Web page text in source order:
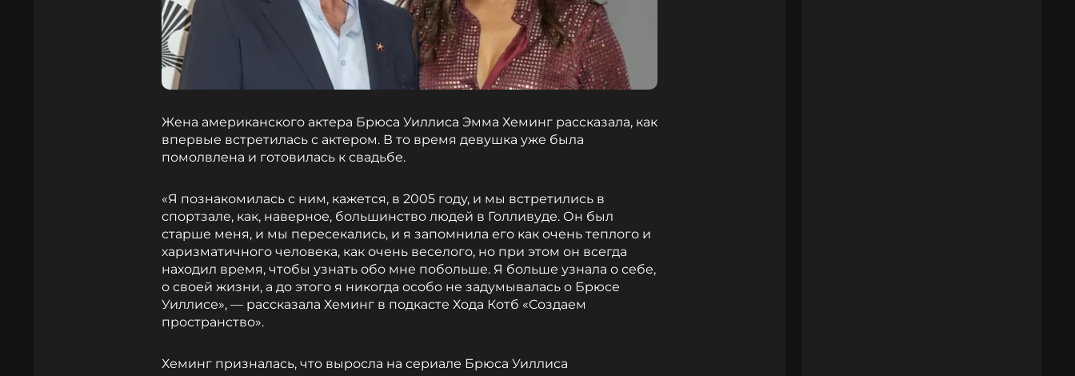
Жена американского актера Брюса Уиллиса Эмма Хеминг рассказала, как
впервые встретилась с актером. В то время девушка уже была
помолвлена и готовилась к свадьбе.
«Я познакомилась с ним, кажется, в 2005 году, и мы встретились в
спортзале, как, наверное, большинство людей в Голливуде. Он был
старше меня, и мы пересекались, и я запомнила его как очень теплого и
харизматичного человека, как очень веселого, но при этом он всегда
находил время, чтобы узнать обо мне побольше. Я больше узнала о себе,
о своей жизни, а до этого я никогда особо не задумывалась о Брюсе
Уиллисе», — рассказала Хеминг в подкасте Хода Котб «Создаем
пространство».
Хеминг призналась, что выросла на сериале Брюса Уиллиса